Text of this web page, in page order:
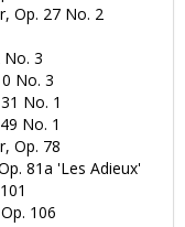
Op. 27 No. 2
3
No. 3
No. 1
No. 1
Op. 78
81a 'Les Adieux'
106